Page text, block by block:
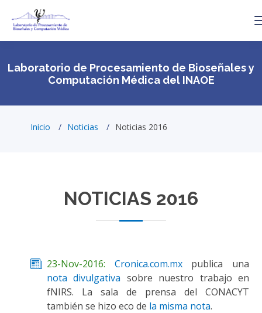
Laboratorio de Procesamiento de Bioseñales y
Computación Médica del INAOE
Inicio Noticias Noticias 2016
NOTICIAS 2016
23-Nov-2016: Cronica.com.mxpublica una
nota divulgativa sobre nuestro trabajo en
fNIRS. La sala de prensa del CONACYT
también se hizo eco de la misma nota.